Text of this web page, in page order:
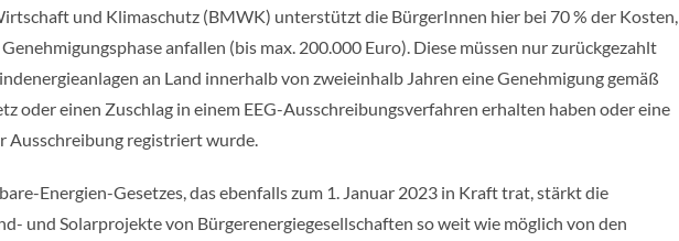
und Klimaschutz (BMWK) unterstützt die BürgerInnen hier bei 70 % der Kosten,
anfallen (bis max. 200.000 Euro). Diese müssen nur zurückgezahlt
an Land innerhalb von zweieinhalb Jahren eine Genehmigung gemäß
oder einen Zuschlag in einem EEG-Ausschreibungsverfahren erhalten haben oder eine
Ausschreibung registriert wurde.
Energien-Gesetzes, das ebenfalls zum 1. Januar 2023 in Kraft trat, stärkt die
und Solarprojekte von Bürgerenergiegesellschaften so weit wie möglich von den